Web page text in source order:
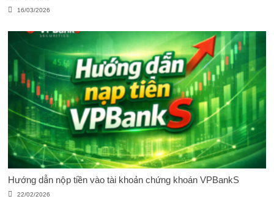
16/03/2026
Hướng dẫn nộp tiền vào tài khoản chứng khoán VPBankS
22/02/2026